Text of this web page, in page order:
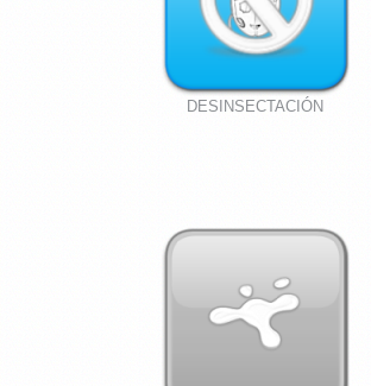
DESINSECTACIÓN